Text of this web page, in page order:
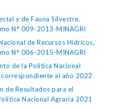
y de Fauna Silvestre,
N° 009-2013-MINAGRI
de Recursos Hídricos,
N° 006-2015-MINAGRI
de la Política Nacional
al año 2022
de Resultados para el
Nacional Agraria 2021